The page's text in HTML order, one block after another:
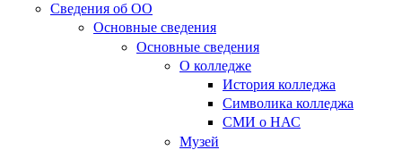
Сведения об ОО
Основные сведения
Основные сведения
О колледже
История колледжа
Символика колледжа
СМИ о НАС
Музей